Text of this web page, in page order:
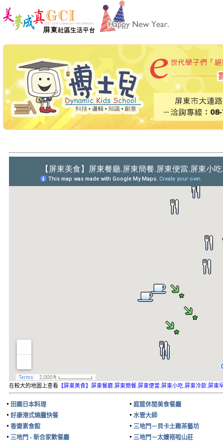
在較大的地圖上查看 【屏東美食】屏東餐廳.屏東簡餐.屏東便當.屏東小吃.屏東冷飲.屏東
田園日本料理
庭筵休閒美食餐廳
好康港式燒臘快餐
水管大師
香齋素食館
三地門－貝卡土雞茶藝坊
三地門 - 新合家歡餐廳
三地門－太嬤褡啦山莊